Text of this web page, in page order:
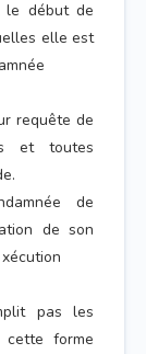
le début de
elle est
requête de
et toutes
de
de son
pas les
cette forme